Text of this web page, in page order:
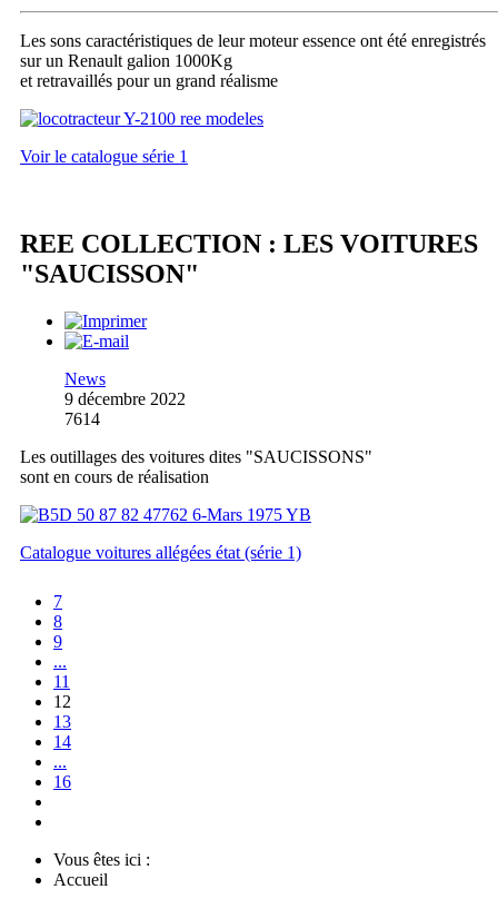
Les sons caractéristiques de leur moteur essence ont été enregistrés
sur un Renault galion 1000Kg
et retravaillés pour un grand réalisme
Voir le catalogue série 1
REE COLLECTION : LES VOITURES
"SAUCISSON"
News
9 décembre 2022
7614
Les outillages des voitures dites "SAUCISSONS"
sont en cours de réalisation
Catalogue voitures allégées état (série 1)
7
8
9
...
11
12
13
14
...
16
Vous êtes ici :
Accueil